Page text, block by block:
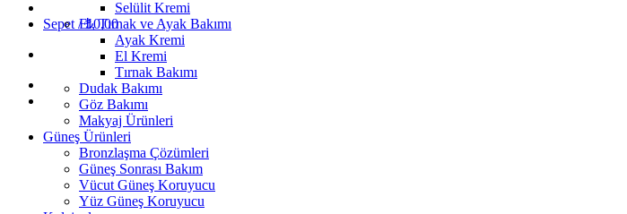
Sepet /₺0,00
Selülit Kremi
El, Tırnak ve Ayak Bakımı
Ayak Kremi
El Kremi
Tırnak Bakımı
Dudak Bakımı
Göz Bakımı
Makyaj Ürünleri
Güneş Ürünleri
Bronzlaşma Çözümleri
Güneş Sonrası Bakım
Vücut Güneş Koruyucu
Yüz Güneş Koruyucu